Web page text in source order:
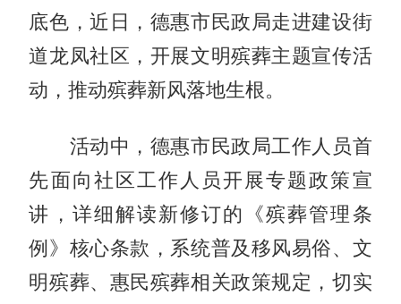
底色，近日，德惠市民政局走进建设街
道龙凤社区，开展文明殡葬主题宣传活
动，推动殡葬新风落地生根。
活动中，德惠市民政局工作人员首
先面向社区工作人员开展专题政策宣
讲，详细解读新修订的《殡葬管理条
例》核心条款，系统普及移风易俗、文
明殡葬、惠民殡葬相关政策规定，切实